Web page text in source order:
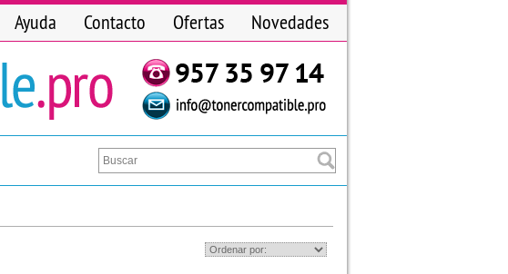
Ayuda Contacto Ofertas Novedades